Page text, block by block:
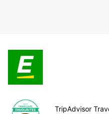
TripAdvisor